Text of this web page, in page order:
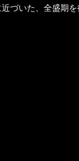
づいた、全盛期